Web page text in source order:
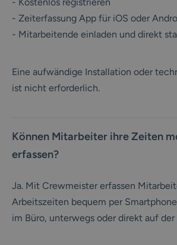
- Zeiterfassung App für iOS oder
- Mitarbeitende einladen und direkt
Eine aufwändige Installation oder
ist nicht erforderlich.
Können Mitarbeiter ihre Zeiten
erfassen?
Ja. Mit Crewmeister erfassen
Arbeitszeiten bequem per
im Büro, unterwegs oder direkt auf der